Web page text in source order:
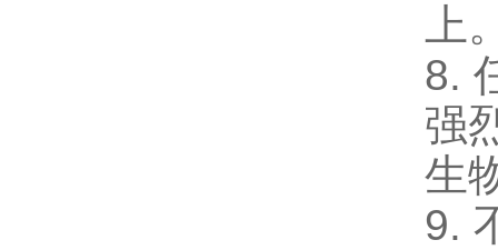
上
8.
强
生
9.